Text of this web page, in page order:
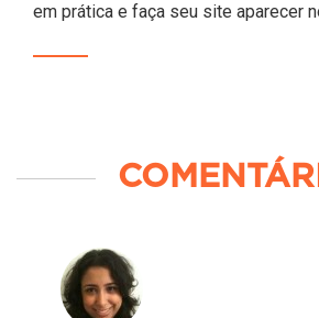
em prática e faça seu site aparecer